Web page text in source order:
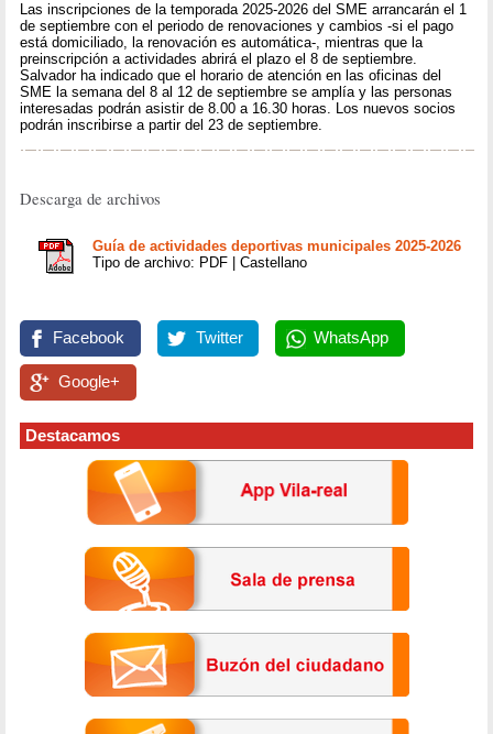
Las inscripciones de la temporada 2025-2026 del SME arrancarán el 1
de septiembre con el periodo de renovaciones y cambios -si el pago
está domiciliado, la renovación es automática-, mientras que la
preinscripción a actividades abrirá el plazo el 8 de septiembre.
Salvador ha indicado que el horario de atención en las oficinas del
SME la semana del 8 al 12 de septiembre se amplía y las personas
interesadas podrán asistir de 8.00 a 16.30 horas. Los nuevos socios
podrán inscribirse a partir del 23 de septiembre.
Descarga de archivos
Guía de actividades deportivas municipales 2025-2026
Tipo de archivo: PDF | Castellano
Facebook Twitter WhatsApp
Google+
Destacamos